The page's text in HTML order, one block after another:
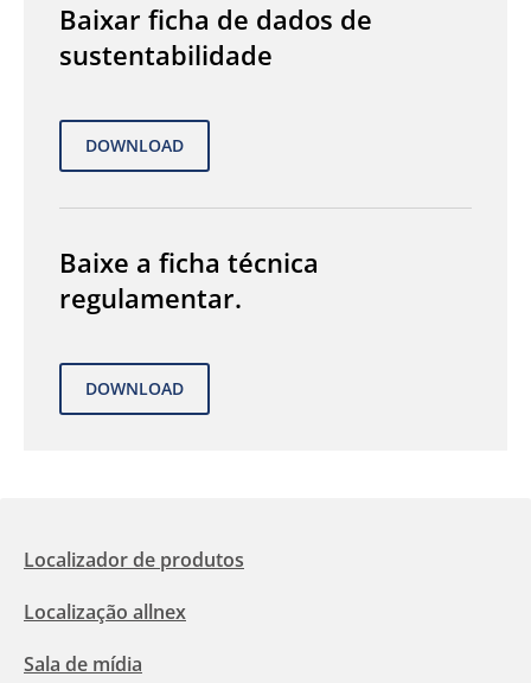
Baixar ficha de dados de
sustentabilidade
Baixe a ficha técnica
regulamentar.
Localizador de produtos
Localização allnex
Sala de mídia